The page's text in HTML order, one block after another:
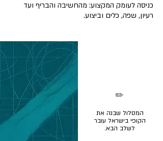
כניסה לעומק המקצוע: מהחשיבה והבריף ועד
רעיון, שפה, כלים וביצוע.
המסלול שבנה את
הקופי בישראל עובר
לשלב הבא.
✏️